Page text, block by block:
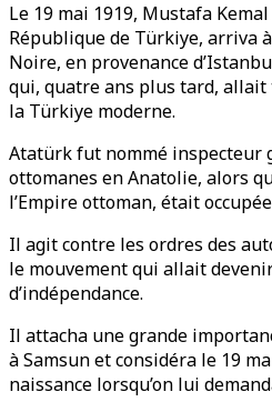
Le 19 mai 1919, Mustafa
République de Türkiye, arriva
Noire, en provenance
qui, quatre ans plus tard,
la Türkiye moderne.
Atatürk fut nommé inspecteur
ottomanes en Anatolie, alors
l’Empire ottoman, était
Il agit contre les ordres des
le mouvement qui allait
d’indépendance.
Il attacha une grande
à Samsun et considéra le 19
naissance lorsqu’on lui